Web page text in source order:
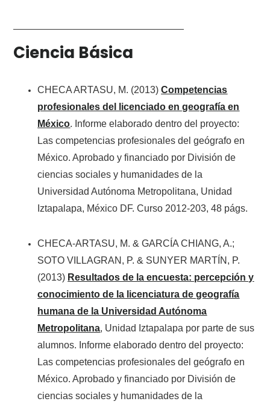
Ciencia Básica
CHECA ARTASU, M. (2013)Competencias
profesionales del licenciado en geografía en
México. Informe elaborado dentro del proyecto:
Las competencias profesionales del geógrafo en
México. Aprobado y financiado por División de
ciencias sociales y humanidades de la
Universidad Autónoma Metropolitana, Unidad
Iztapalapa, México DF. Curso 2012-203, 48 págs.
CHECA-ARTASU, M. & GARCÍA CHIANG, A.;
SOTO VILLAGRAN, P. & SUNYER MARTÍN, P.
(2013) Resultados de la encuesta: percepción y
conocimiento de la licenciatura de geografía
humana de la Universidad Autónoma
Metropolitana, Unidad Iztapalapa por parte de sus
alumnos. Informe elaborado dentro del proyecto:
Las competencias profesionales del geógrafo en
México. Aprobado y financiado por División de
ciencias sociales y humanidades de la